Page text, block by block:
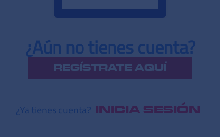
¿Aún no tienes cuenta?
REGÍSTRATE AQUÍ
¿Ya tienes cuenta? INICIA SESIÓN